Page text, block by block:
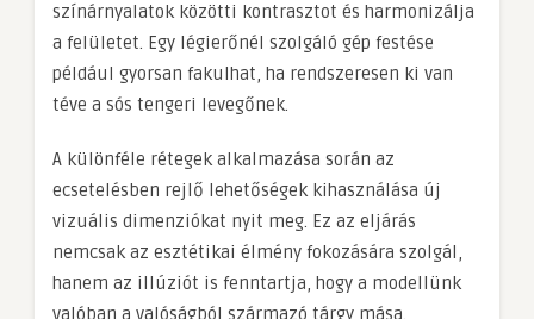
színárnyalatok közötti kontrasztot és harmonizálja
a felületet. Egy légierőnél szolgáló gép festése
például gyorsan fakulhat, ha rendszeresen ki van
téve a sós tengeri levegőnek.
A különféle rétegek alkalmazása során az
ecsetelésben rejlő lehetőségek kihasználása új
vizuális dimenziókat nyit meg. Ez az eljárás
nemcsak az esztétikai élmény fokozására szolgál,
hanem az illúziót is fenntartja, hogy a modellünk